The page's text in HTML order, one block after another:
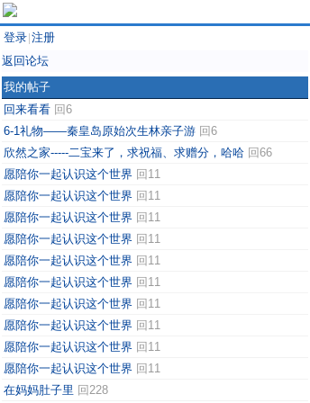
登录 注册
返回论坛
我的帖子
回来看看 回6
6-1礼物——秦皇岛原始次生林亲子游 回6
欣然之家-----二宝来了，求祝福、求赠分，哈哈 回66
愿陪你一起认识这个世界 回11
愿陪你一起认识这个世界 回11
愿陪你一起认识这个世界 回11
愿陪你一起认识这个世界 回11
愿陪你一起认识这个世界 回11
愿陪你一起认识这个世界 回11
愿陪你一起认识这个世界 回11
愿陪你一起认识这个世界 回11
愿陪你一起认识这个世界 回11
愿陪你一起认识这个世界 回11
在妈妈肚子里 回228